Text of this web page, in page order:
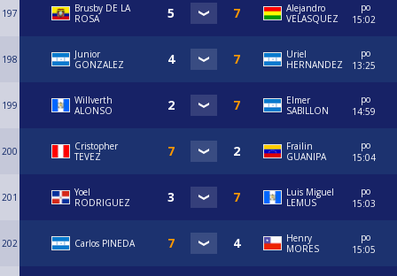
197
Brusby DE LA
ROSA
Alejandro
VELASQUEZ
po
15:02
198
Junior
GONZALEZ
Uriel
HERNANDEZ
po
13:25
199
Willverth
ALONSO
Elmer
SABILLON
po
14:59
200
Cristopher
TEVEZ
Frailin
GUANIPA
po
15:04
201
Yoel
RODRIGUEZ
Luis Miguel
LEMUS
po
15:03
202 Carlos PINEDA
Henry
MORES
po
15:05